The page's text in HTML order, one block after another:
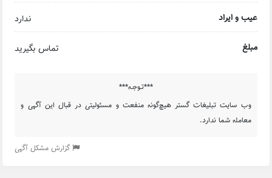
عیب و ایراد ندارد
مبلغ تماس بگیرید
***تـوجـه***
وب سایت تبلیغات گستر هیچ‌گونه منفعت و مسئولیتی در قبال این آگهی و
معامله شما ندارد.
گزارش مشکل آگهی